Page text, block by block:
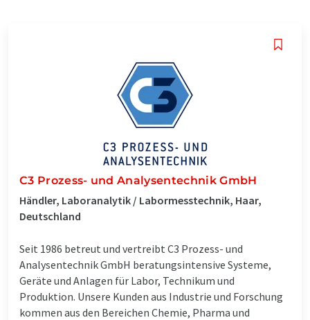
C3 Prozess- und Analysentechnik GmbH
Händler, Laboranalytik / Labormesstechnik, Haar,
Deutschland
Seit 1986 betreut und vertreibt C3 Prozess- und
Analysentechnik GmbH beratungsintensive Systeme,
Geräte und Anlagen für Labor, Technikum und
Produktion. Unsere Kunden aus Industrie und Forschung
kommen aus den Bereichen Chemie, Pharma und